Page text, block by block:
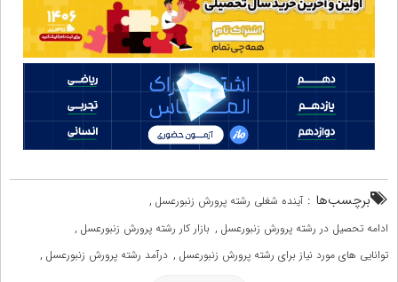
برچسب‌ها : آینده شغلی رشته پرورش زنبورعسل ,
ادامه تحصیل در رشته پرورش زنبورعسل , بازار کار رشته پرورش زنبورعسل ,
توانایی های مورد نیاز برای رشته پرورش زنبورعسل , درآمد رشته پرورش زنبورعسل ,